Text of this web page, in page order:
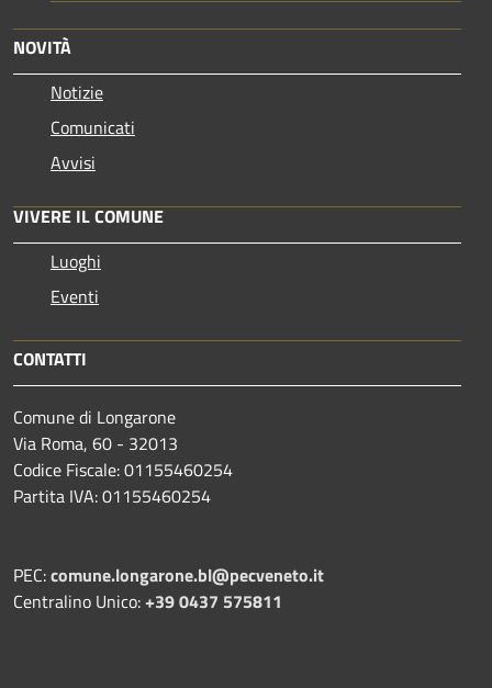
NOVITÀ
Notizie
Comunicati
Avvisi
VIVERE IL COMUNE
Luoghi
Eventi
CONTATTI
Comune di Longarone
Via Roma, 60 - 32013
Codice Fiscale: 01155460254
Partita IVA: 01155460254
PEC:comune.longarone.bl@pecveneto.it
Centralino Unico:+39 0437 575811